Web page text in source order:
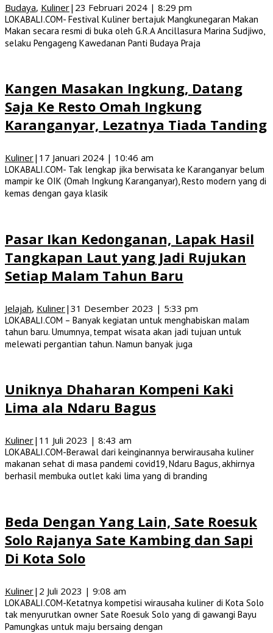
Budaya, Kuliner| 23 Februari 2024 | 8:29 pm
LOKABALI.COM- Festival Kuliner bertajuk Mangkunegaran Makan
Makan secara resmi di buka oleh G.R.A Ancillasura Marina Sudjiwo,
selaku Pengageng Kawedanan Panti Budaya Praja
Kangen Masakan Ingkung, Datang
Saja Ke Resto Omah Ingkung
Karanganyar, Lezatnya Tiada Tanding
Kuliner| 17 Januari 2024 | 10:46 am
LOKABALI.COM- Tak lengkap jika berwisata ke Karanganyar belum
mampir ke OIK (Omah Ingkung Karanganyar), Resto modern yang di
kemas dengan gaya klasik
Pasar Ikan Kedonganan, Lapak Hasil
Tangkapan Laut yang Jadi Rujukan
Setiap Malam Tahun Baru
Jelajah, Kuliner| 31 Desember 2023 | 5:33 pm
LOKABALI.COM – Banyak kegiatan untuk menghabiskan malam
tahun baru. Umumnya, tempat wisata akan jadi tujuan untuk
melewati pergantian tahun. Namun banyak juga
Uniknya Dhaharan Kompeni Kaki
Lima ala Ndaru Bagus
Kuliner| 11 Juli 2023 | 8:43 am
LOKABALI.COM-Berawal dari keinginannya berwirausaha kuliner
makanan sehat di masa pandemi covid19, Ndaru Bagus, akhirnya
berhasil membuka outlet kaki lima yang di branding
Beda Dengan Yang Lain, Sate Roesuk
Solo Rajanya Sate Kambing dan Sapi
Di Kota Solo
Kuliner| 2 Juli 2023 | 9:08 am
LOKABALI.COM-Ketatnya kompetisi wirausaha kuliner di Kota Solo
tak menyurutkan owner Sate Roesuk Solo yang di gawangi Bayu
Pamungkas untuk maju bersaing dengan